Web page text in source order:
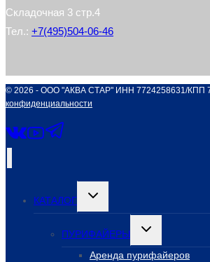
Складочная 3 стр.4
Тел.: +7(495)504-06-46
© 2026 - ООО "АКВА СТАР" ИНН 7724258631/КПП
конфиденциальности
КАТАЛОГ
Переключить
меню
ПУРИФАЙЕРЫ
Переключить
меню
Аренда пурифайеров